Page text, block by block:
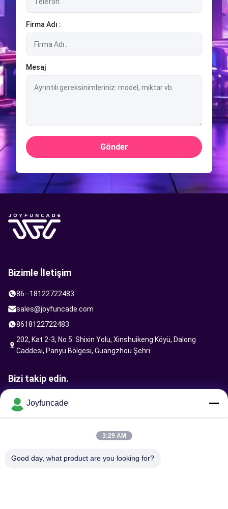
Firma Adı :
Mesaj
Gönder
Bizimle İletişim
86--18122722483
sales@joyfuncade.com
8618122722483
202, Kat 2-3, No 5. Shixin Yolu, Xinshuikeng Köyü, Dalong
Caddesi, Panyu Bölgesi, Guangzhou Şehri
Bizi takip edin.
Joyfuncade
3:29 AM
Good day, what product are you looking for?